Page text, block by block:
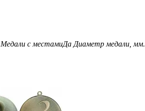
Медали с местамиДаДиаметр медали, мм.